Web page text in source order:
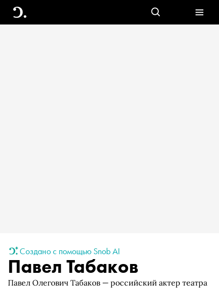
Создано с помощью Snob AI
Павел Табаков
Павел Олегович Табаков — российский актер театра